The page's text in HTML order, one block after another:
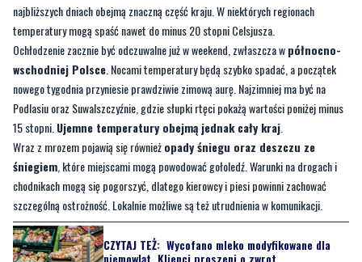
wschodniej Polsce. Nocami temperatury będą szybko spadać, a początek
nowego tygodnia przyniesie prawdziwie zimową aurę. Najzimniej ma być na
Podlasiu oraz Suwalszczyźnie, gdzie słupki rtęci pokażą wartości poniżej minus
15 stopni.Ujemne temperatury obejmą jednak cały kraj.
Wraz z mrozem pojawią się równieżopady śniegu oraz deszczu ze
śniegiem, które miejscami mogą powodować gołoledź. Warunki na drogach i
chodnikach mogą się pogorszyć, dlatego kierowcy i piesi powinni zachować
szczególną ostrożność. Lokalnie możliwe są też utrudnienia w komunikacji.
CZYTAJ TEŻ: Wycofano mleko modyfikowane dla
niemowląt. Klienci proszeni o zwrot
Według prognoz najchłodniejsze mają być poranki na początku tygodnia. Wtedy
na wschodzie kraju temperatury mogą spaść w okolice minus 20 stopni, a w